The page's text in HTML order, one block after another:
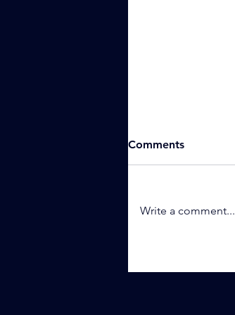
Comments
Write a comment...